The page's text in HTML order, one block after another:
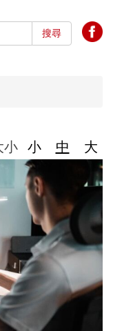
搜尋
小 小 中 大